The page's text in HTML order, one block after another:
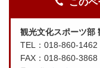
この
観光文化スポーツ部
TEL：018-860-1462
FAX：018-860-3868